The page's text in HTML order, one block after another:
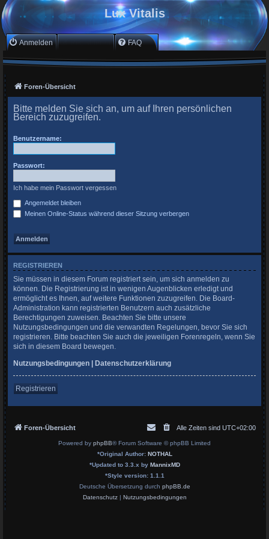
Lux Vitalis
Anmelden Registrieren FAQ
Foren-Übersicht
Bitte melden Sie sich an, um auf Ihren persönlichen
Bereich zuzugreifen.
Benutzername:
Passwort:
Ich habe mein Passwort vergessen
Angemeldet bleiben
Meinen Online-Status während dieser Sitzung verbergen
REGISTRIEREN
Sie müssen in diesem Forum registriert sein, um sich anmelden zu
können. Die Registrierung ist in wenigen Augenblicken erledigt und
ermöglicht es Ihnen, auf weitere Funktionen zuzugreifen. Die Board-
Administration kann registrierten Benutzern auch zusätzliche
Berechtigungen zuweisen. Beachten Sie bitte unsere
Nutzungsbedingungen und die verwandten Regelungen, bevor Sie sich
registrieren. Bitte beachten Sie auch die jeweiligen Forenregeln, wenn Sie
sich in diesem Board bewegen.
Nutzungsbedingungen | Datenschutzerklärung
Registrieren
Foren-Übersicht Alle Zeiten sind UTC+02:00
Powered by phpBB® Forum Software © phpBB Limited
*Original Author: NOTHAL
*Updated to 3.3.x by MannixMD
*Style version: 1.1.1
Deutsche Übersetzung durch phpBB.de
Datenschutz| Nutzungsbedingungen